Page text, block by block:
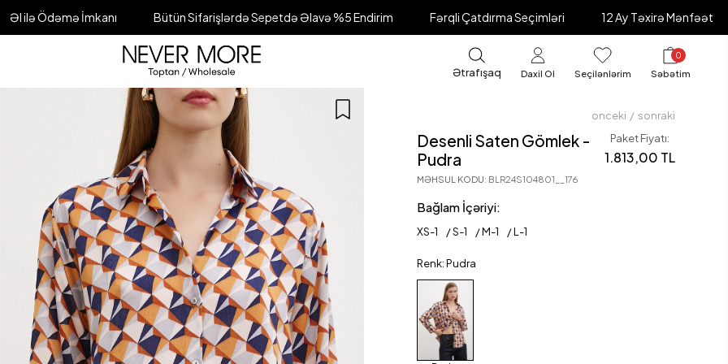
İmkanı Bütün Sifarişlərdə Sepetdə Əlavə %5 Endirim Fərqli Çatdırma Seçimləri 12 Ay Təxirə Mənfəət Əl ilə
Ətrafışaq
Daxil Ol Seçilənlərim
0
Səbətim
onceki / sonraki
Desenli Saten Gömlek -
Pudra
MƏHSUL KODU: BLR24S104801__176
Paket Fiyatı:
1.813,00 TL
Bağlam İçəriyi:
XS-1 S-1 M-1 L -1
Renk: Pudra